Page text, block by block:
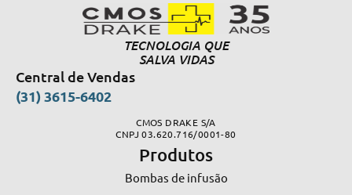
TECNOLOGIA QUE
SALVA VIDAS
Central de Vendas
(31) 3615-6402
CMOS DRAKE S/A
CNPJ 03.620.716/0001-80
Produtos
Bombas de infusão